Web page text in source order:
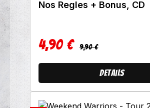
Nos Regles + Bonus, CD
Verkaufspreis:
4,90 € Regulärer Preis:
9,90 €
Details